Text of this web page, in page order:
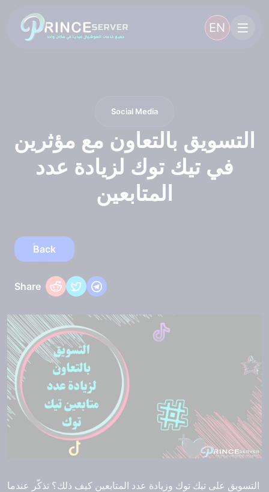
EN
Social Media
التسويق بالتعاون مع مؤثرين
في تيك توك لزيادة عدد
المتابعين
Back
Share
التسويق على تيك توك وزيادة عدد المتابعين كيف ذلك؟ تذكّر عندما